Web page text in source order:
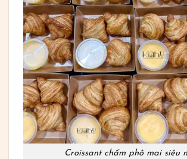
Croissant chấm phô mai siêu